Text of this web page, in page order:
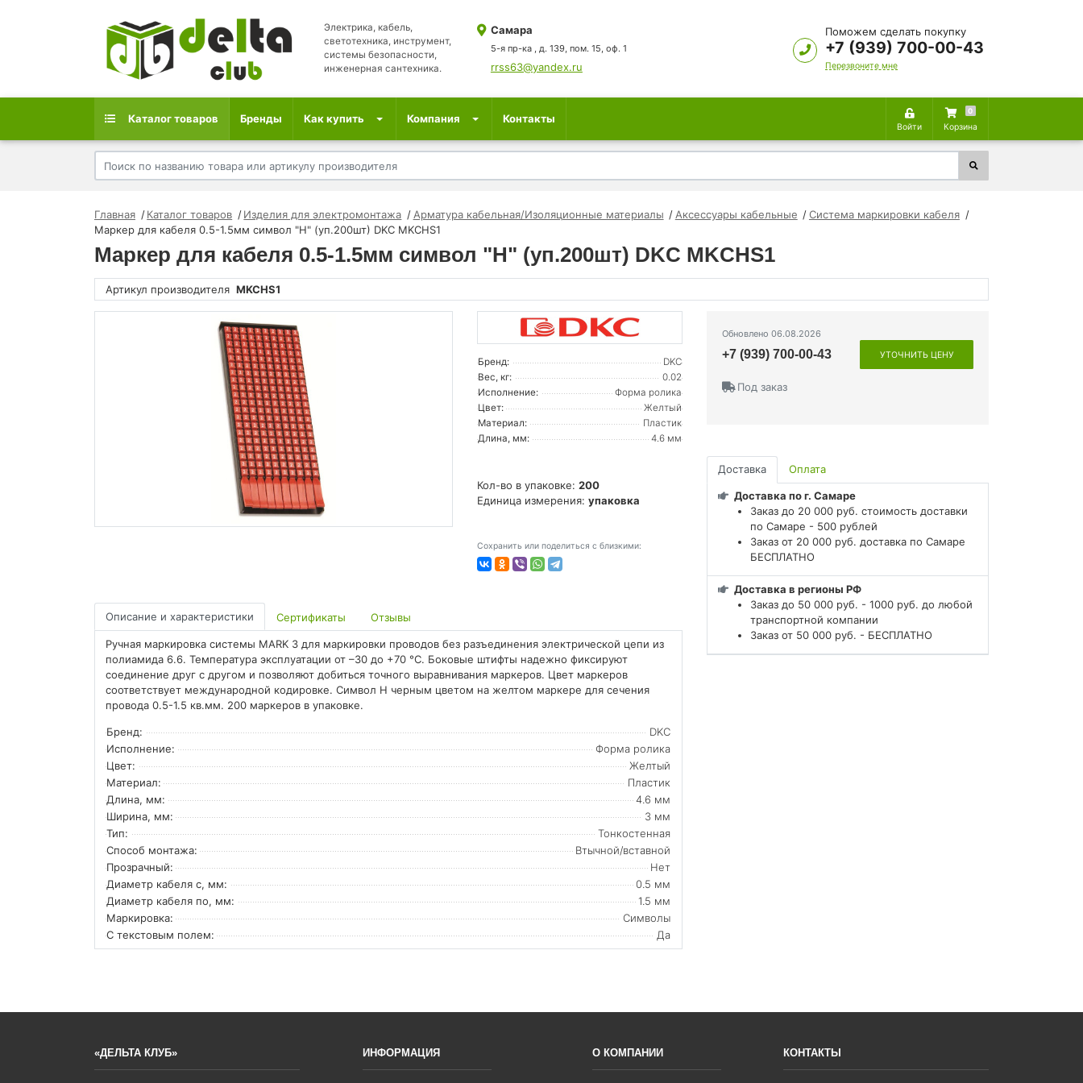
Электрика, кабель,
светотехника, инструмент,
системы безопасности,
инженерная сантехника.
Самара
5-я пр-ка , д. 139, пом. 15, оф. 1
rrss63@yandex.ru
Поможем сделать покупку
+7 (939) 700-00-43
Перезвоните мне
Каталог товаров Бренды Как купить Компания Контакты
Войти
0
Корзина
Главная Каталог товаров Изделия для электромонтажа Арматура кабельная/Изоляционные материалы Аксессуары кабельные
Система маркировки кабеля
Маркер для кабеля 0.5-1.5мм символ "H" (уп.200шт) DKC MKCHS1
Маркер для кабеля 0.5-1.5мм символ "H" (уп.200шт) DKC MKCHS1
Артикул производителя MKCHS1
Бренд:
DKC
Вес, кг:
0.02
Исполнение:
Форма ролика
Цвет:
Желтый
Материал:
Пластик
Длина, мм:
4.6 мм
Кол-во в упаковке: 200
Единица измерения: упаковка
Сохранить или поделиться с близкими:
Обновлено 06.08.2026
+7 (939) 700-00-43 УТОЧНИТЬ ЦЕНУ
Под заказ
Доставка Оплата
Доставка по г. Самаре
Заказ до 20 000 руб. стоимость доставки
по Самаре - 500 рублей
Заказ от 20 000 руб. доставка по Самаре
БЕСПЛАТНО
Доставка в регионы РФ
Заказ до 50 000 руб. - 1000 руб. до любой
транспортной компании
Заказ от 50 000 руб. - БЕСПЛАТНО
Описание и характеристики Сертификаты Отзывы
Ручная маркировка системы MARK 3 для маркировки проводов без разъединения электрической цепи из
полиамида 6.6. Температура эксплуатации от –30 до +70 °C. Боковые штифты надежно фиксируют
соединение друг с другом и позволяют добиться точного выравнивания маркеров. Цвет маркеров
соответствует международной кодировке. Символ H черным цветом на желтом маркере для сечения
провода 0.5-1.5 кв.мм. 200 маркеров в упаковке.
Бренд:
DKC
Исполнение:
Форма ролика
Цвет:
Желтый
Материал:
Пластик
Длина, мм:
4.6 мм
Ширина, мм:
3 мм
Тип:
Тонкостенная
Способ монтажа:
Втычной/вставной
Прозрачный:
Нет
Диаметр кабеля с, мм:
0.5 мм
Диаметр кабеля по, мм:
1.5 мм
Маркировка:
Символы
С текстовым полем:
Да
«ДЕЛЬТА КЛУБ» ИНФОРМАЦИЯ О КОМПАНИИ КОНТАКТЫ